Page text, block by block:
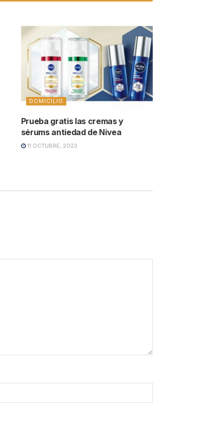
DOMICILIO
Prueba gratis las cremas y
sérums antiedad de Nivea
11 OCTUBRE, 2023